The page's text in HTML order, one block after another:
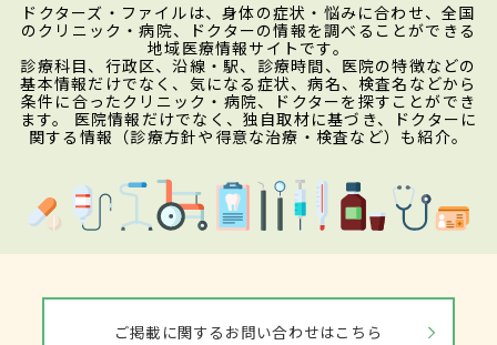
ドクターズ・ファイルは、身体の症状・悩みに合わせ、全国
のクリニック・病院、ドクターの情報を調べることができる
地域医療情報サイトです。
診療科目、行政区、沿線・駅、診療時間、医院の特徴などの
基本情報だけでなく、気になる症状、病名、検査名などから
条件に合ったクリニック・病院、ドクターを探すことができ
ます。 医院情報だけでなく、独自取材に基づき、ドクターに
関する情報（診療方針や得意な治療・検査など）も紹介。
ご掲載に関するお問い合わせはこちら